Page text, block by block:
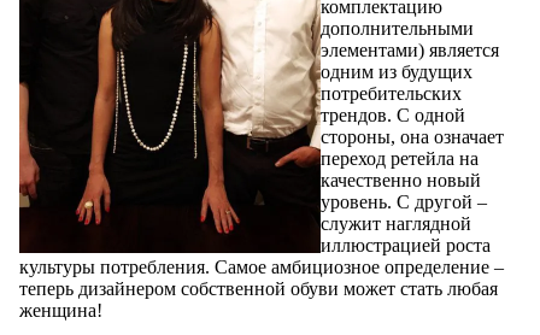
комплектацию
дополнительными
элементами) является
одним из будущих
потребительских
трендов. С одной
стороны, она означает
переход ретейла на
качественно новый
уровень. С другой –
служит наглядной
иллюстрацией роста
культуры потребления. Самое амбициозное определение –
теперь дизайнером собственной обуви может стать любая
женщина!